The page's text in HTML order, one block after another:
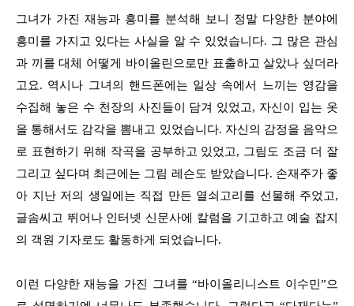
그녀가 가진 재능과 흥미를 분석해 보니 정말 다양한 분야에
흥미를 가지고 있다는 사실을 알 수 있었습니다. 그 많은 관심
과 끼를 대체 어떻게 바이올린으로만 표출하고 살았나 싶더라
고요. 역시나 그녀의 핸드폰에는 일상 속에서 느끼는 영감을
수집해 놓은 수 천장의 사진들이 담겨 있었고, 자신이 입는 옷
을 통해서도 감각을 뽐내고 있었습니다. 자신의 감정을 음악으
로 표현하기 위해 작곡을 공부하고 있었고, 그림도 조금 더 잘
그리고 싶다며 최근에는 그림 레슨도 받았습니다. 손재주가 좋
아 지난 저의 생일에는 직접 만든 열쇠고리를 선물해 주었고,
글솜씨고 뛰어나 인터넷 신문사에 칼럼을 기고하고 예술 잡지
의 객원 기자로도 활동하게 되었습니다.
이런 다양한 재능을 가진 그녀를 “바이올리니스트 이수민”으